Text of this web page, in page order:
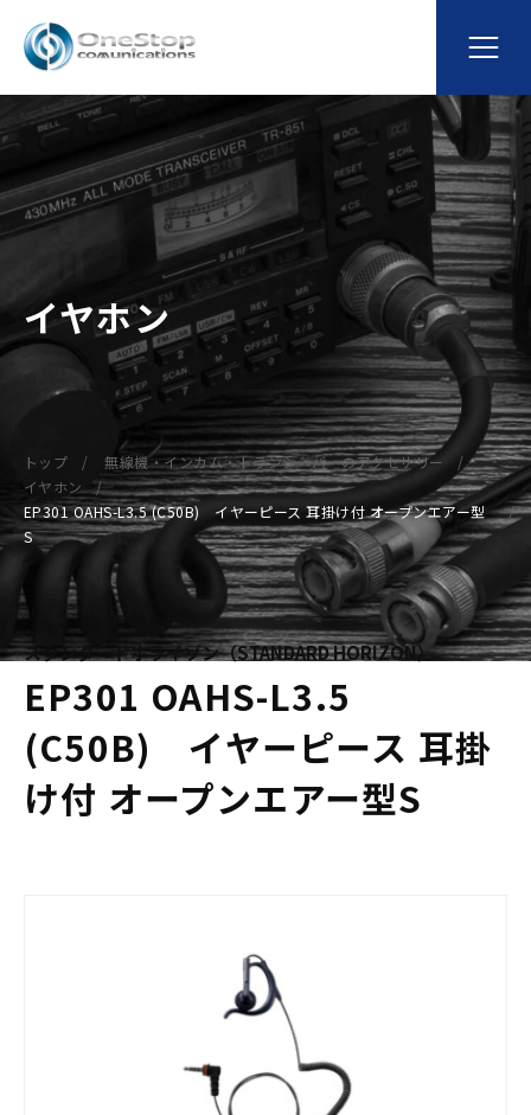
イヤホン
トップ
無線機・インカム・トランシーバーのアクセサリー
イヤホン
EP301 OAHS-L3.5 (C50B) イヤーピース 耳掛け付 オープンエアー型
S
スタンダードホライゾン（STANDARD HORIZON）
EP301 OAHS-L3.5
(C50B) イヤーピース 耳掛
け付 オープンエアー型S